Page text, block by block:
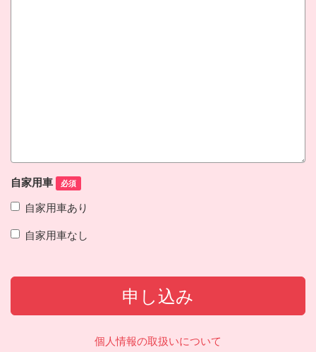
自家用車 必須
自家用車あり
自家用車なし
申し込み
個人情報の取扱いについて